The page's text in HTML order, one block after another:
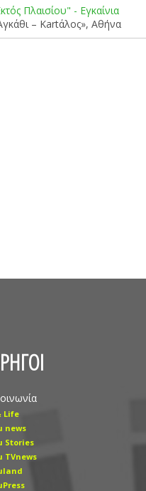
Πλαισίου" - Εγκαίνια
– Kartάλος», Αθήνα
Life
news
Stories
TVnews